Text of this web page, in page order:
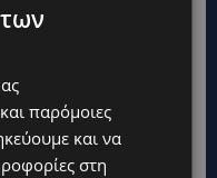
παρόμοιες
και να
στη